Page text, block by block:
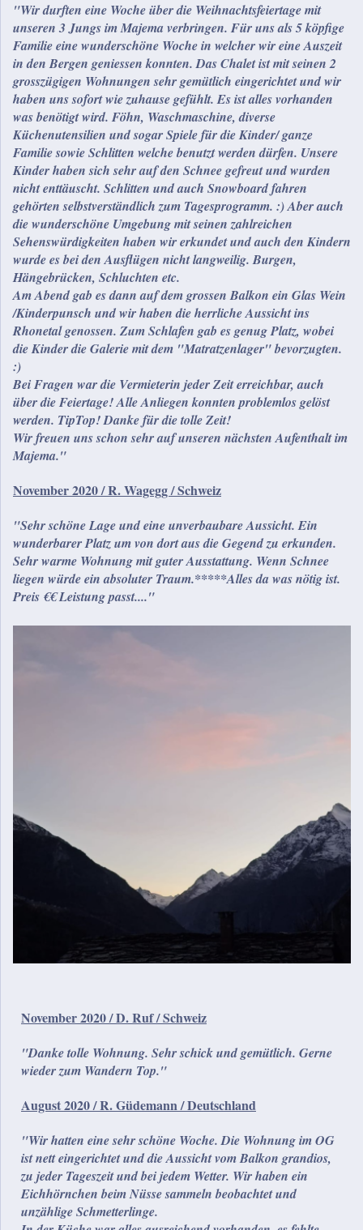
"Wir durften eine Woche über die Weihnachtsfeiertage mit
unseren 3 Jungs im Majema verbringen. Für uns als 5 köpfige
Familie eine wunderschöne Woche in welcher wir eine Auszeit
in den Bergen geniessen konnten. Das Chalet ist mit seinen 2
grosszügigen Wohnungen sehr gemütlich eingerichtet und wir
haben uns sofort wie zuhause gefühlt. Es ist alles vorhanden
was benötigt wird. Föhn, Waschmaschine, diverse
Küchenutensilien und sogar Spiele für die Kinder/ ganze
Familie sowie Schlitten welche benutzt werden dürfen. Unsere
Kinder haben sich sehr auf den Schnee gefreut und wurden
nicht enttäuscht. Schlitten und auch Snowboard fahren
gehörten selbstverständlich zum Tagesprogramm. :) Aber auch
die wunderschöne Umgebung mit seinen zahlreichen
Sehenswürdigkeiten haben wir erkundet und auch den Kindern
wurde es bei den Ausflügen nicht langweilig. Burgen,
Hängebrücken, Schluchten etc.
Am Abend gab es dann auf dem grossen Balkon ein Glas Wein
/Kinderpunsch und wir haben die herrliche Aussicht ins
Rhonetal genossen. Zum Schlafen gab es genug Platz, wobei
die Kinder die Galerie mit dem "Matratzenlager" bevorzugten.
:)
Bei Fragen war die Vermieterin jeder Zeit erreichbar, auch
über die Feiertage! Alle Anliegen konnten problemlos gelöst
werden. TipTop! Danke für die tolle Zeit!
Wir freuen uns schon sehr auf unseren nächsten Aufenthalt im
Majema."
November 2020 / R. Wagegg / Schweiz
"Sehr schöne Lage und eine unverbaubare Aussicht. Ein
wunderbarer Platz um von dort aus die Gegend zu erkunden.
Sehr warme Wohnung mit guter Ausstattung. Wenn Schnee
liegen würde ein absoluter Traum.*****Alles da was nötig ist.
Preis €€ Leistung passt...."
November 2020 / D. Ruf / Schweiz
"Danke tolle Wohnung. Sehr schick und gemütlich. Gerne
wieder zum Wandern Top."
August 2020 / R. Güdemann / Deutschland
"Wir hatten eine sehr schöne Woche. Die Wohnung im OG
ist nett eingerichtet und die Aussicht vom Balkon grandios,
zu jeder Tageszeit und bei jedem Wetter. Wir haben ein
Eichhörnchen beim Nüsse sammeln beobachtet und
unzählige Schmetterlinge.